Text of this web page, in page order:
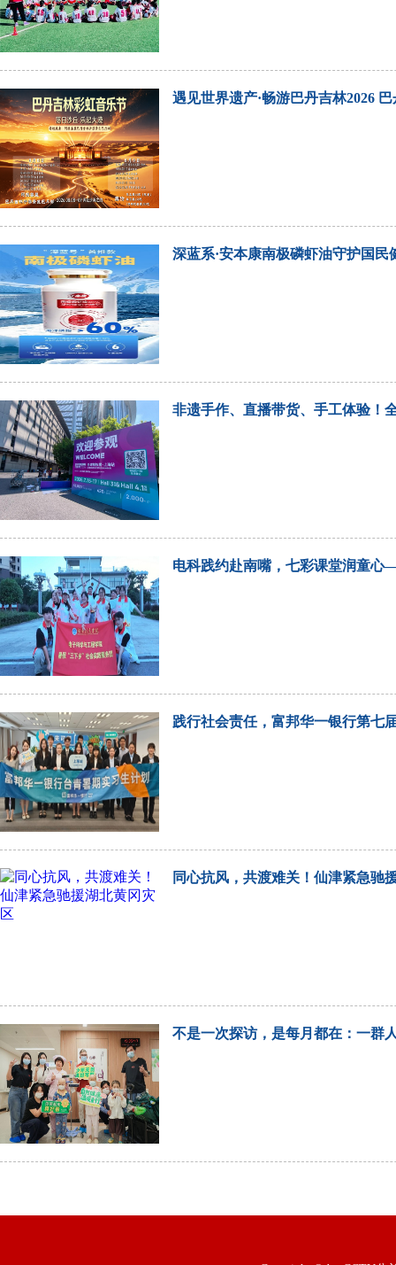
遇见世界遗产·畅游巴丹吉林2026
深蓝系·安本康南极磷虾油守护国民
非遗手作、直播带货、手工体验！
电科践约赴南嘴，七彩课堂润童
践行社会责任，富邦华一银行第七
同心抗风，共渡难关！仙津紧急驰
不是一次探访，是每月都在：一群